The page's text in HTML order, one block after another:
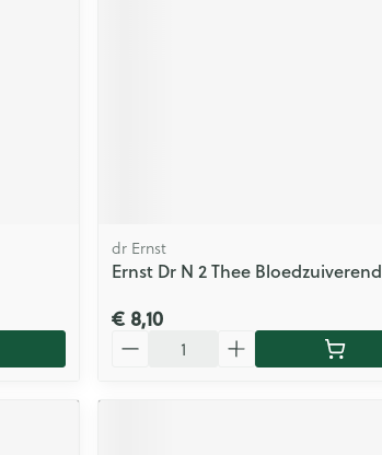
dr Ernst
Ernst Dr N 2 Thee Bloedzuiverend
€ 8,10